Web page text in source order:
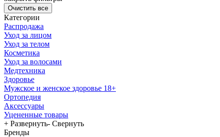
Категории
Распродажа
Уход за лицом
Уход за телом
Косметика
Уход за волосами
Медтехника
Здоровье
Мужское и женское здоровье 18+
Ортопедия
Аксессуары
Уцененные товары
+ Развернуть- Свернуть
Бренды